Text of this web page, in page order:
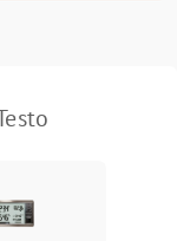
Подробнее →